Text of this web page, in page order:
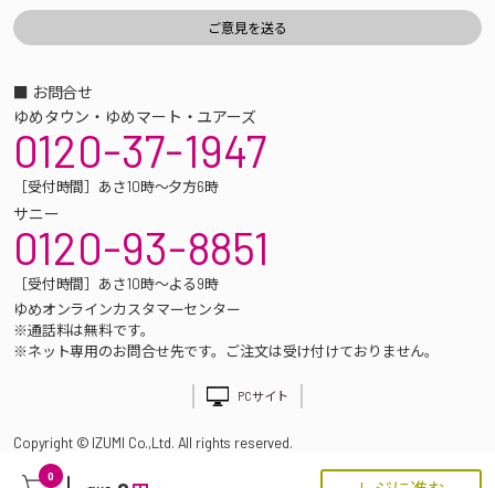
0
■ お問合せ
ゆめタウン・ゆめマート・ユアーズ
0120-37-1947
［受付時間］あさ10時～夕方6時
サニー
0120-93-8851
［受付時間］あさ10時～よる9時
ゆめオンラインカスタマーセンター
※通話料は無料です。
※ネット専用のお問合せ先です。ご注文は受け付けておりません。
PCサイト
Copyright © IZUMI Co.,Ltd. All rights reserved.